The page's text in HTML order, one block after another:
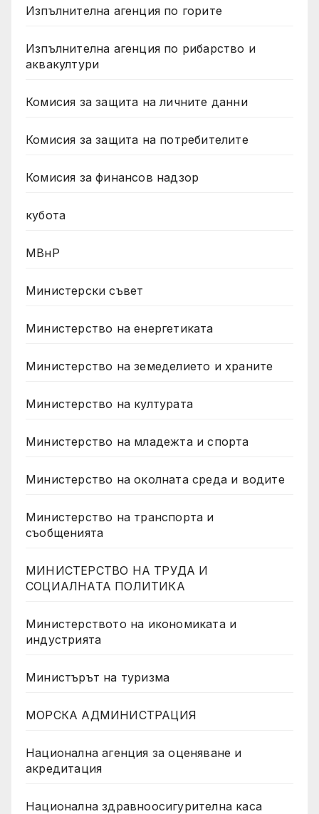
Изпълнителна агенция по горите
Изпълнителна агенция по рибарство и
аквакултури
Комисия за защита на личните данни
Комисия за защита на потребителите
Комисия за финансов надзор
кубота
МВнР
Министерски съвет
Министерство на енергетиката
Министерство на земеделието и храните
Министерство на културата
Министерство на младежта и спорта
Министерство на околната среда и водите
Министерство на транспорта и
съобщенията
МИНИСТЕРСТВО НА ТРУДА И
СОЦИАЛНАТА ПОЛИТИКА
Министерството на икономиката и
индустрията
Министърът на туризма
МОРСКА АДМИНИСТРАЦИЯ
Национална агенция за оценяване и
акредитация
Национална здравноосигурителна каса